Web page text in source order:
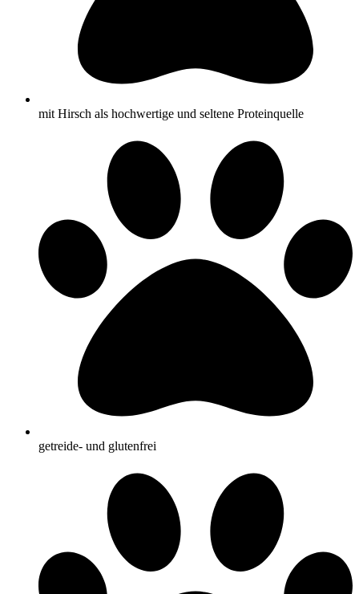
mit Hirsch als hochwertige und seltene Proteinquelle
getreide- und glutenfrei